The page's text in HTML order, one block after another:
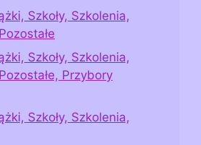
Szkoły, Szkolenia,
Szkoły, Szkolenia,
Przybory
Szkoły, Szkolenia,